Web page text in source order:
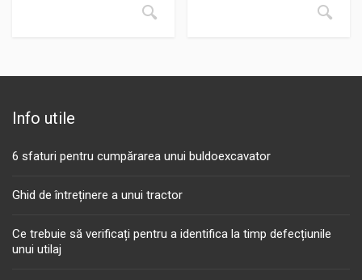
Info utile
6 sfaturi pentru cumpărarea unui buldoexcavator
Ghid de întreținere a unui tractor
Ce trebuie să verificați pentru a identifica la timp defecțiunile
unui utilaj